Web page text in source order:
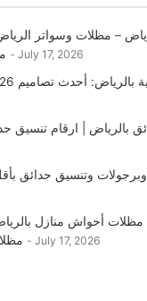
– مظلات وسواتر
July 17, 2026
أحدث تصاميم 2026 بأسعار تنافسية
بالرياض | ارقام تنسيق
وتنسيق حدائق
أحواش منازل
July 17, 2026